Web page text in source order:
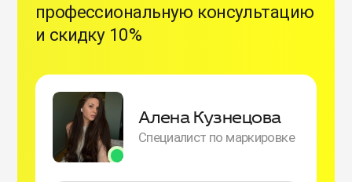
профессиональную консультацию
и скидку 10%
Алена Кузнецова
Специалист по маркировке